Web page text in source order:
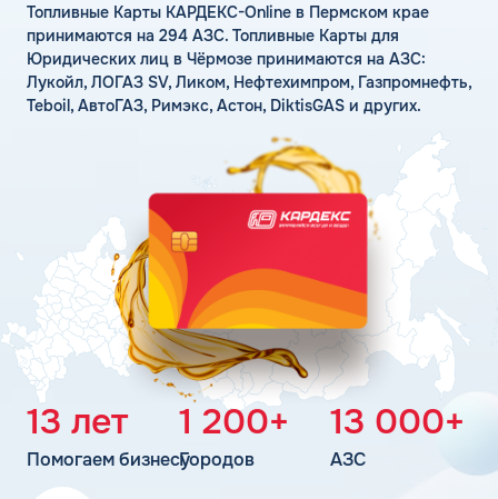
Аdblue
Шиномонтаж
Вопросы и Ответы
АЗС Тебойл
АЗС Газпром
АЗС Сургутнефтегаз
Дизельное топливо
Топливный газ
Топливные бренды
Наши города
Калькулятор расхода топлива
Цена бензина и ДТ
Электронный Документооборот (ЭДО)
Аналитика и Рекомендации
Умный Личный Кабинет
Уведомления об окончании баланса
КОМПАНИЯ
О компании
Контакты+7 (499) 322-22-95
Личный кабинет
Карта АЗС
Получить консультацию
Топливные Карты КАРДЕКС-Online в Пермском крае
принимаются на 294 АЗС. Топливные Карты для
Юридических лиц в Чёрмозе принимаются на АЗС:
Лукойл, ЛОГАЗ SV, Ликом, Нефтехимпром, Газпромнефть,
Teboil, АвтоГАЗ, Римэкс, Астон, DiktisGAS и других.
13 лет
Помогаем бизнесу
1 200+
Городов
13 000+
АЗС